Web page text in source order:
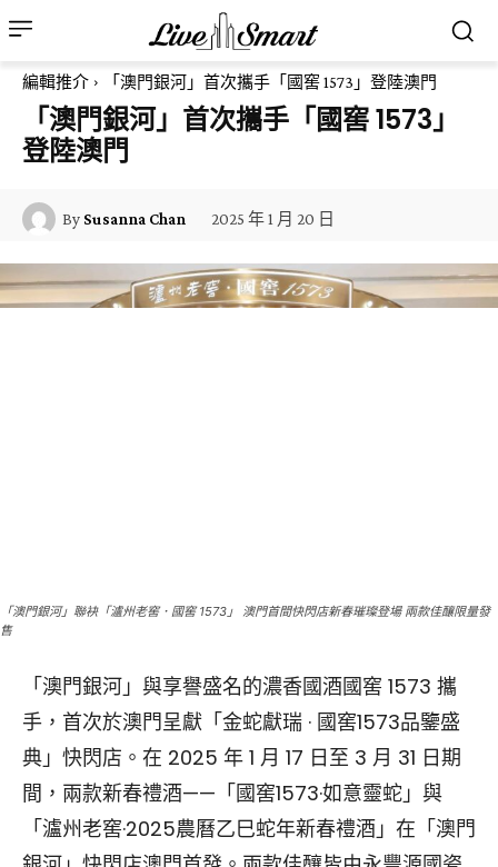
編輯推介 「澳門銀河」首次攜手「國窖 1573」登陸澳門
「澳門銀河」首次攜手「國窖 1573」
登陸澳門
By Susanna Chan 2025 年 1 月 20 日
「澳門銀河」聯袂「瀘州老窖．國窖 1573」 澳門首間快閃店新春璀璨登場 兩款佳釀限量發
售
「澳門銀河」與享譽盛名的濃香國酒國窖 1573 攜
手，首次於澳門呈獻「金蛇獻瑞 · 國窖1573品鑒盛
典」快閃店。在 2025 年 1 月 17 日至 3 月 31 日期
間，兩款新春禮酒——「國窖1573·如意靈蛇」與
「瀘州老窖·2025農曆乙巳蛇年新春禮酒」在「澳門